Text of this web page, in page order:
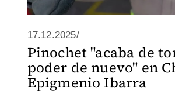
17.12.2025/
Pinochet "acaba de
poder de nuevo" en
Epigmenio Ibarra